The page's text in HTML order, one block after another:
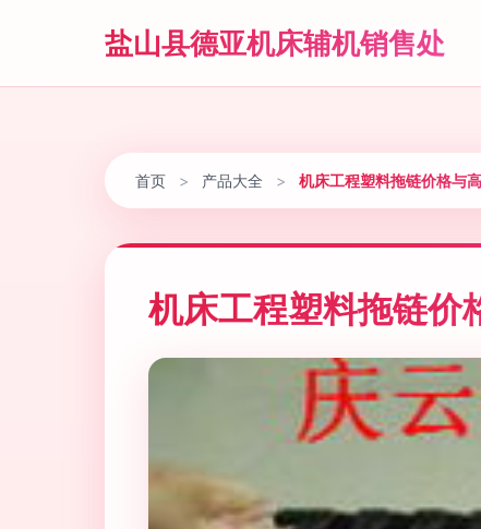
盐山县德亚机床辅机销售处
首页 > 产品大全 > 机床工程塑料拖链价格与
机床工程塑料拖链价